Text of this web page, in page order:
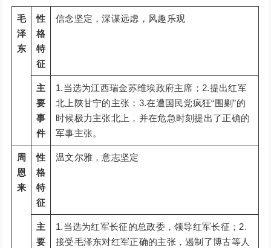
毛
泽
东
性
格
特
征
信念坚定，深谋远虑，风趣乐观
主
要
事
件
1.当选为江西瑞金苏维埃政府主席；2.提出红军
北上陕甘宁的主张；3.在遭国民党疯狂“围剿”的
时候极力主张北上，并在危急时刻提出了正确的
军事主张。
周
恩
来
性
格
特
征
温文尔雅，意志坚定
主
要
1.当选为红军长征的总政委，领导红军长征；2.
接受毛泽东对红军正确的主张，遏制了博古等人